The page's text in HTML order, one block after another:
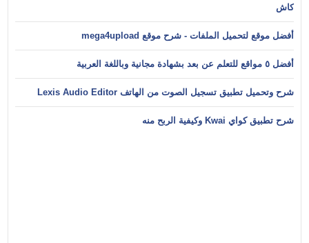
كاش
أفضل موقع لتحميل الملفات - شرح موقع mega4upload
أفضل ٥ مواقع للتعلم عن بعد بشهادة مجانية وباللغة العربية
شرح وتحميل تطبيق تسجيل الصوت من الهاتف Lexis Audio Editor
شرح تطبيق كواي Kwai وكيفية الربح منه